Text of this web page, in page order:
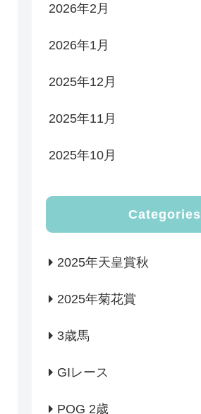
2026年2月
2026年1月
2025年12月
2025年11月
2025年10月
Categories
2025年天皇賞秋
2025年菊花賞
3歳馬
GIレース
POG 2歳